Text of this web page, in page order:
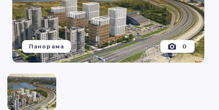
0
Панорама